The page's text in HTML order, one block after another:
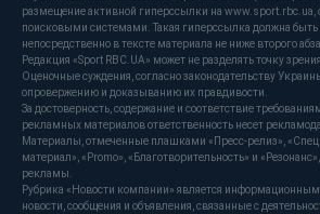
размещение активной гиперссылки на www.sport.rbc.ua,
поисковыми системами. Такая гиперссылка должна
непосредственно в тексте материала не ниже второго
Редакция «Sport RBC.UA» может не разделять точку
Оценочные суждения, согласно законодательству
опровержению и доказыванию их правдивости.
За достоверность, содержание и соответствие
рекламных материалов ответственность несет
Материалы, отмеченные плашками «Пресс-релиз»,
материал», «Promo», «Благотворительность» и
рекламы.
Рубрика «Новости компании» является
новости, сообщения и объявления, связанные с